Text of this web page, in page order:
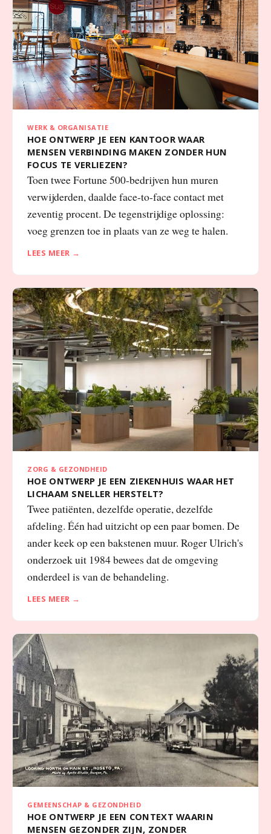
WERK & ORGANISATIE
HOE ONTWERP JE EEN KANTOOR WAAR
MENSEN VERBINDING MAKEN ZONDER HUN
FOCUS TE VERLIEZEN?
Toen twee Fortune 500-bedrijven hun muren
verwijderden, daalde face-to-face contact met
zeventig procent. De tegenstrijdige oplossing:
voeg grenzen toe in plaats van ze weg te halen.
LEES MEER →
ZORG & GEZONDHEID
HOE ONTWERP JE EEN ZIEKENHUIS WAAR HET
LICHAAM SNELLER HERSTELT?
Twee patiënten, dezelfde operatie, dezelfde
afdeling. Één had uitzicht op een paar bomen. De
ander keek op een bakstenen muur. Roger Ulrich's
onderzoek uit 1984 bewees dat de omgeving
onderdeel is van de behandeling.
LEES MEER →
GEMEENSCHAP & GEZONDHEID
HOE ONTWERP JE EEN CONTEXT WAARIN
MENSEN GEZONDER ZIJN, ZONDER